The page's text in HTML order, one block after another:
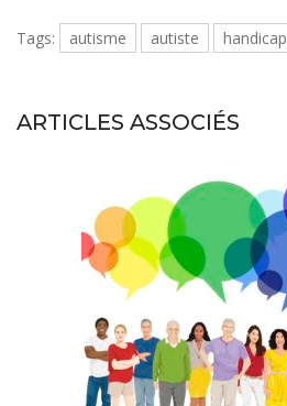
Tags: autisme autiste handicap
ARTICLES ASSOCIÉS